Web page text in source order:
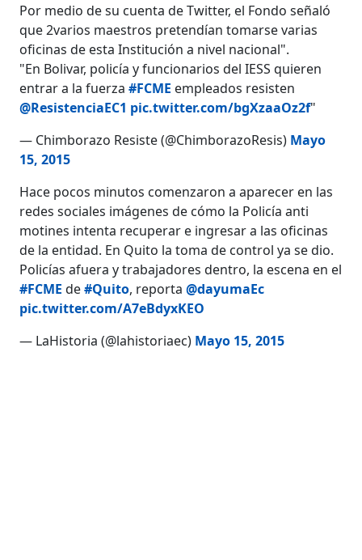
Por medio de su cuenta de Twitter, el Fondo señaló
que 2varios maestros pretendían tomarse varias
oficinas de esta Institución a nivel nacional".
"En Bolivar, policía y funcionarios del IESS quieren
entrar a la fuerza#FCME empleados resisten
@ResistenciaEC1 pic.twitter.com/bgXzaaOz2f"
— Chimborazo Resiste (@ChimborazoResis) Mayo
15, 2015
Hace pocos minutos comenzaron a aparecer en las
redes sociales imágenes de cómo la Policía anti
motines intenta recuperar e ingresar a las oficinas
de la entidad. En Quito la toma de control ya se dio.
Policías afuera y trabajadores dentro, la escena en el
#FCME de#Quito, reporta@dayumaEc
pic.twitter.com/A7eBdyxKEO
— LaHistoria (@lahistoriaec) Mayo 15, 2015